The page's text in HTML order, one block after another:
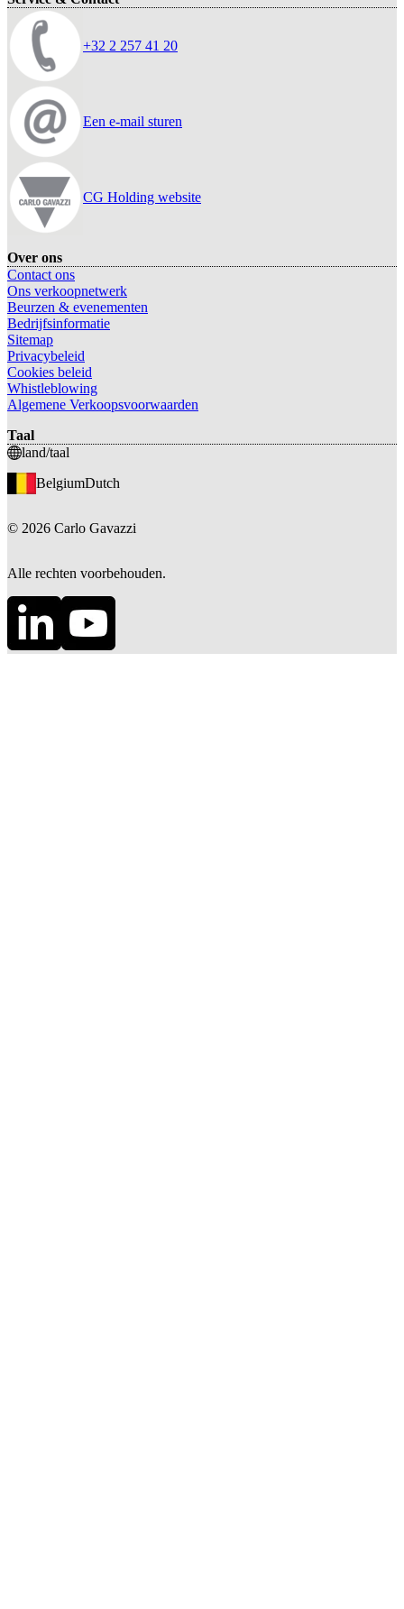
+32 2 257 41 20
Een e-mail sturen
CG Holding website
Over ons
Contact ons
Ons verkoopnetwerk
Beurzen & evenementen
Bedrijfsinformatie
Sitemap
Privacybeleid
Cookies beleid
Whistleblowing
Algemene Verkoopsvoorwaarden
Taal
land/taal
BelgiumDutch
© 2026 Carlo Gavazzi
Alle rechten voorbehouden.